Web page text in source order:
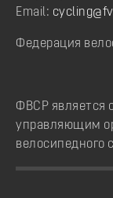
Email:
Федерация
ФВСР является
управляющим
велосипедного